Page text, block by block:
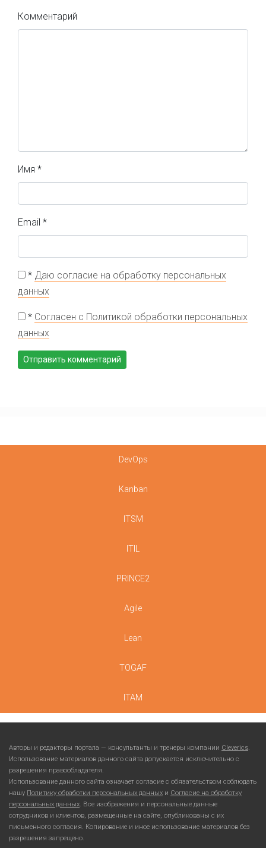
Комментарий
Имя *
Email *
* Даю согласие на обработку персональных
данных
* Согласен с Политикой обработки персональных
данных
DevOps
Kanban
ITSM
ITIL
PRINCE2
Agile
Lean
TOGAF
ITAM
Авторы и редакторы портала — консультанты и тренеры компании Cleverics.
Использование материалов данного сайта допускается исключительно с
разрешения правообладателя.
Использование данного сайта означает согласие с обязательством соблюдать
нашу Политику обработки персональных данных и Согласие на обработку
персональных данных. Все изображения и персональные данные
сотрудников и клиентов, размещенные на сайте, опубликованы с их
письменного согласия. Копирование и иное использование материалов без
разрешения запрещено.